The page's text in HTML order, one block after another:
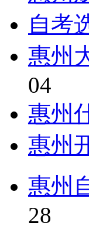
自考
惠州
04
惠州
惠州
惠州
28